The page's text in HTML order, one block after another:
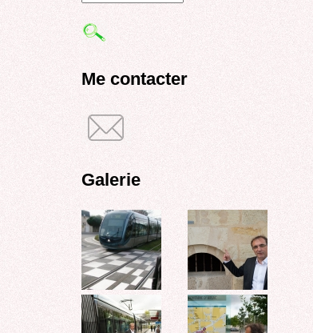
Formulaire
de
Me contacter
Galerie